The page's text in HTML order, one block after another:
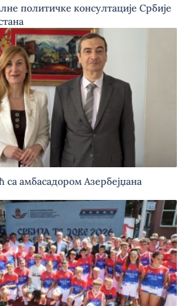
политичке консултације Србије
са амбасадором Азербејџана